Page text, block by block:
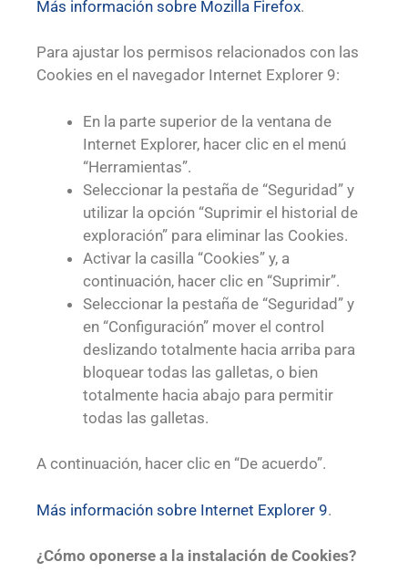
Más información sobre Mozilla Firefox.
Para ajustar los permisos relacionados con las
Cookies en el navegador Internet Explorer 9:
En la parte superior de la ventana de
Internet Explorer, hacer clic en el menú
“Herramientas”.
Seleccionar la pestaña de “Seguridad” y
utilizar la opción “Suprimir el historial de
exploración” para eliminar las Cookies.
Activar la casilla “Cookies” y, a
continuación, hacer clic en “Suprimir”.
Seleccionar la pestaña de “Seguridad” y
en “Configuración” mover el control
deslizando totalmente hacia arriba para
bloquear todas las galletas, o bien
totalmente hacia abajo para permitir
todas las galletas.
A continuación, hacer clic en “De acuerdo”.
Más información sobre Internet Explorer 9.
¿Cómo oponerse a la instalación de Cookies?